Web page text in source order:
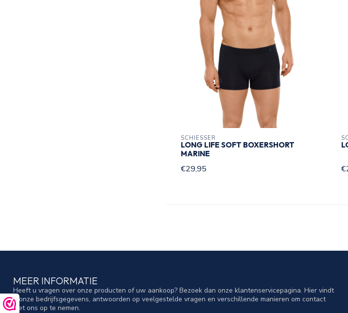
SCHIESSER
LONG LIFE SOFT BOXERSHORT
MARINE
€29,95
MEER INFORMATIE
Heeft u vragen over onze producten of uw aankoop? Bezoek dan onze klantenservicepagina. Hier vindt
u onze bedrijfsgegevens, antwoorden op veelgestelde vragen en verschillende manieren om contact
met ons op te nemen.